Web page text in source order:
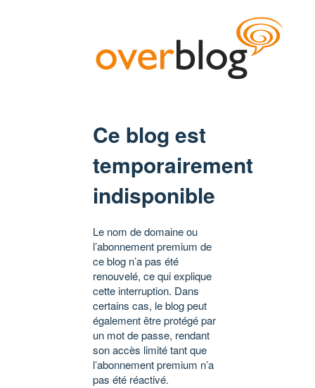
Ce blog est
temporairement
indisponible
Le nom de domaine ou
l’abonnement premium de
ce blog n’a pas été
renouvelé, ce qui explique
cette interruption. Dans
certains cas, le blog peut
également être protégé par
un mot de passe, rendant
son accès limité tant que
l’abonnement premium n’a
pas été réactivé.